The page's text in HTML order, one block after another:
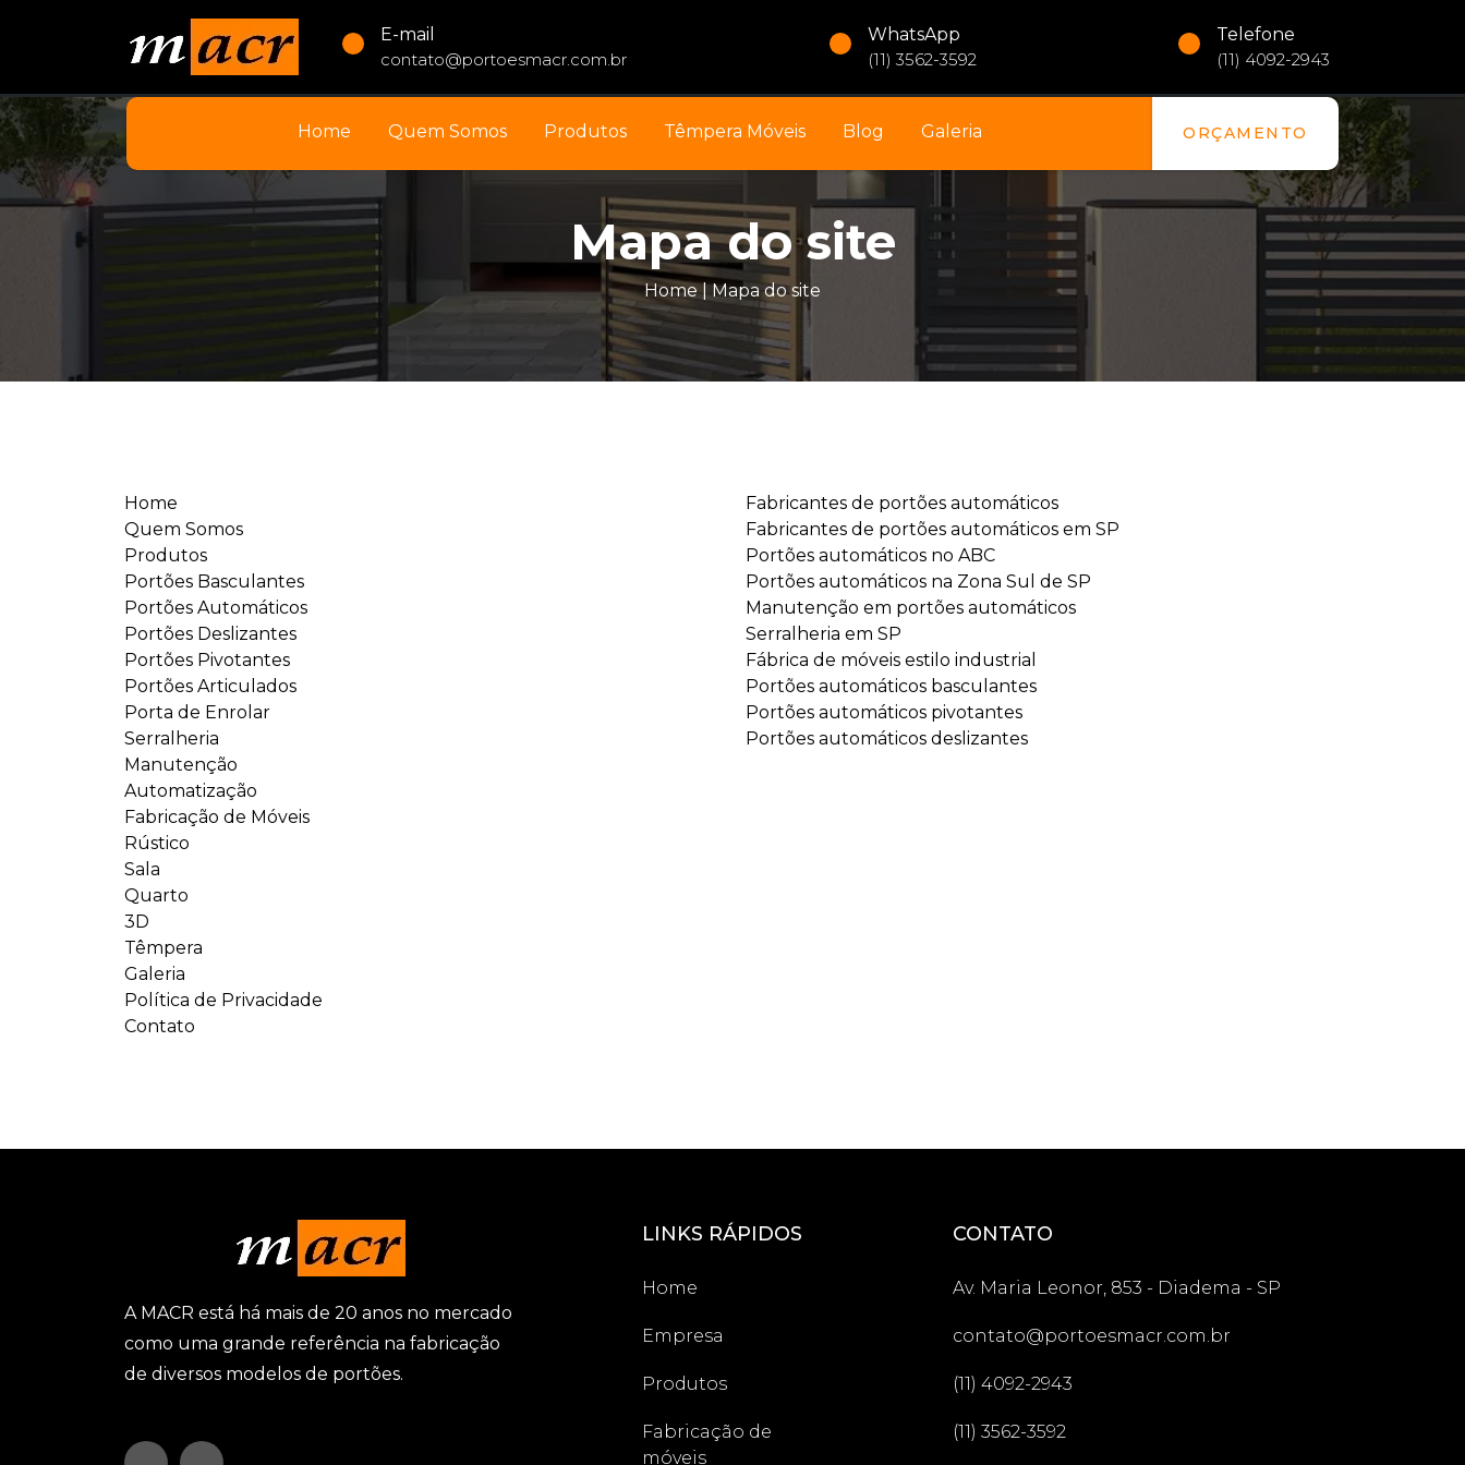
E-mail
contato@portoesmacr.com.br
WhatsApp
(11) 3562-3592
Telefone
(11) 4092-2943
Home Quem Somos Produtos Têmpera Móveis Blog Galeria ORÇAMENTO
Mapa do site
Home|Mapa do site
Home
Quem Somos
Produtos
Portões Basculantes
Portões Automáticos
Portões Deslizantes
Portões Pivotantes
Portões Articulados
Porta de Enrolar
Serralheria
Manutenção
Automatização
Fabricação de Móveis
Rústico
Sala
Quarto
3D
Têmpera
Galeria
Política de Privacidade
Contato
Fabricantes de portões automáticos
Fabricantes de portões automáticos em SP
Portões automáticos no ABC
Portões automáticos na Zona Sul de SP
Manutenção em portões automáticos
Serralheria em SP
Fábrica de móveis estilo industrial
Portões automáticos basculantes
Portões automáticos pivotantes
Portões automáticos deslizantes
A MACR está há mais de 20 anos no mercado
como uma grande referência na fabricação
de diversos modelos de portões.
LINKS RÁPIDOS
Home
Empresa
Produtos
Fabricação de
móveis
CONTATO
Av. Maria Leonor, 853 - Diadema - SP
contato@portoesmacr.com.br
(11) 4092-2943
(11) 3562-3592